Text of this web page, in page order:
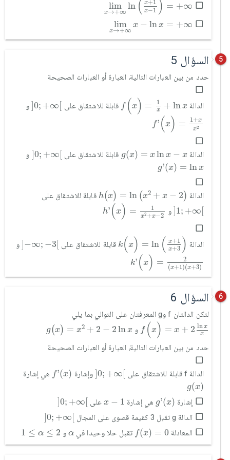
lim
x→+∞
ln ( x+1
x−1 ) = +∞
lim
x→+∞
x − lnx = +∞
limx →+ ∞x- ln ∞
5 السؤال 5
حدد من بين العبارات التالية، العبارة أو العبارات الصحيحة
الدالة f (x) = 1
x + lnx
x = ln
قابلة للاشتقاق على ]0; +∞
]0 +∞ و
f'(x) = 1+x
x2
x =1 x
الدالة g(x) = x lnx − x
( )= x- قابلة للاشتقاق على 0; +∞
]0 +∞ و
g'(x) = lnx
g'( )= x
الدالة h(x) = ln (x2 + x − 2)
h (x )= x2 +x -2
قابلة للاشتقاق على
1; +∞
]1 +∞ و h'(x) = 1
x2 +x−2
h' x = + 2
الدالة k(x) = ln ( x+1
x+3 )
(x = x+
قابلة للاشتقاق على −∞; −3
] و
k'(x) =
2
(x+1)(x+3)
k' x = x+1 )(x
6 السؤال 6
لتكن الدالتان f وg المعرفتان على التوالي بما يلي
f (x) = x + 2 lnx
x
f( x =x+ 2ln
و g(x) = x2 + 2 − 2 lnx
(x )= 2 ln
حدد من بين العبارات التالية، العبارة أو العبارات الصحيحة
الدالة f قابلة للاشتقاق على ]0; +∞
]0; +∞[ وإشارة f'(x)
f'(x) هي إشارة
g(x)
g(x)
إشارة g'(x)
g'(x) هي إشارة x − 1
x- على 0; +∞
]0; +∞[
الدالة g تقبل 3 كقيمة قصوى على المجال 0; +∞
]0; +∞[
المعادلة f(x) = 0
f(x)= تقبل حلا وحيدا في α
α و 1 ≤ α ≤ 2
1 ≤α ≤2